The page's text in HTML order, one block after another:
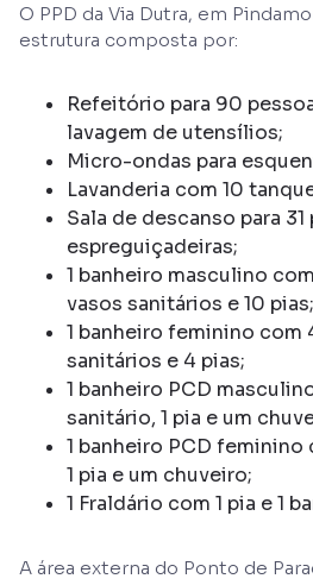
O PPD da Via Dutra, em
estrutura composta por:
Refeitório para 90
lavagem de utensílios;
Micro-ondas para
Lavanderia com 10
Sala de descanso para
espreguiçadeiras;
1 banheiro masculino
vasos sanitários e 10 pias;
1 banheiro feminino com
sanitários e 4 pias;
1 banheiro PCD
sanitário, 1 pia e um
1 banheiro PCD feminino
1 pia e um chuveiro;
1 Fraldário com 1 pia e 1
A área externa do Ponto de